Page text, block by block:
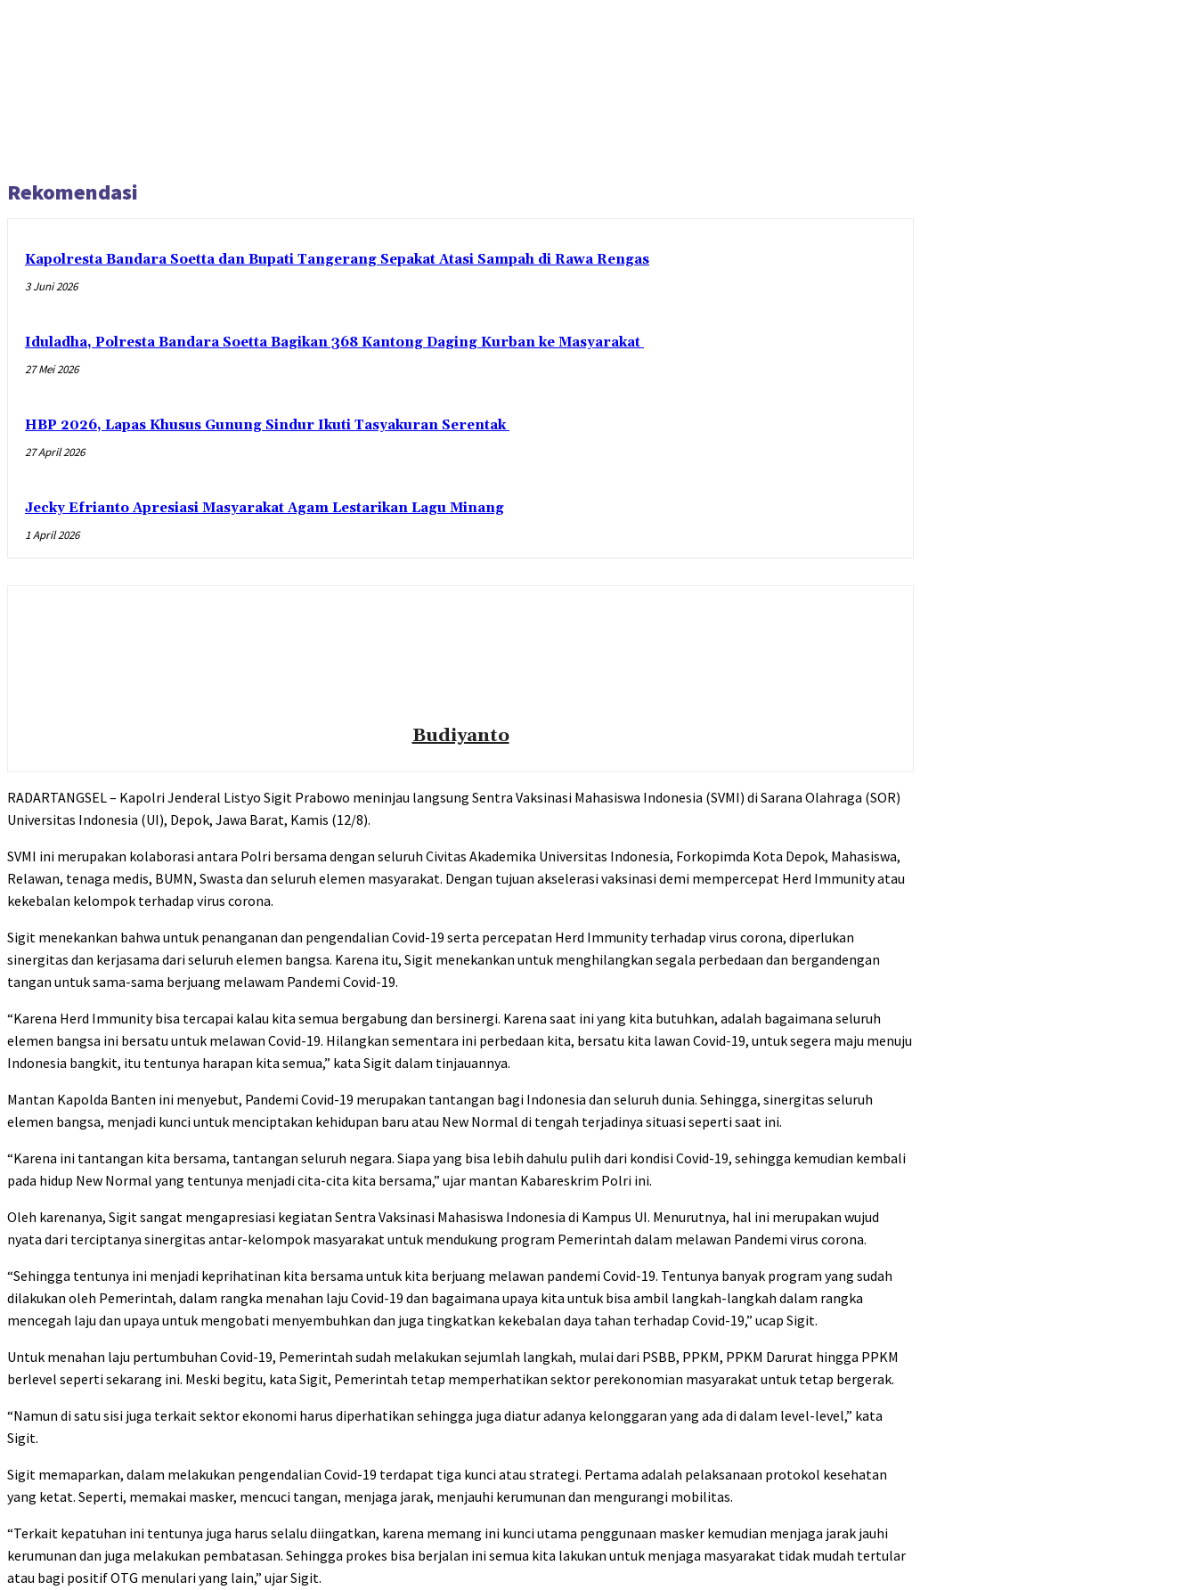
Rekomendasi
Kapolresta Bandara Soetta dan Bupati Tangerang Sepakat Atasi Sampah di Rawa Rengas
3 Juni 2026
Iduladha, Polresta Bandara Soetta Bagikan 368 Kantong Daging Kurban ke Masyarakat
27 Mei 2026
HBP 2026, Lapas Khusus Gunung Sindur Ikuti Tasyakuran Serentak
27 April 2026
Jecky Efrianto Apresiasi Masyarakat Agam Lestarikan Lagu Minang
1 April 2026
Budiyanto
RADARTANGSEL – Kapolri Jenderal Listyo Sigit Prabowo meninjau langsung Sentra Vaksinasi Mahasiswa Indonesia (SVMI) di Sarana Olahraga (SOR)
Universitas Indonesia (UI), Depok, Jawa Barat, Kamis (12/8).
SVMI ini merupakan kolaborasi antara Polri bersama dengan seluruh Civitas Akademika Universitas Indonesia, Forkopimda Kota Depok, Mahasiswa,
Relawan, tenaga medis, BUMN, Swasta dan seluruh elemen masyarakat. Dengan tujuan akselerasi vaksinasi demi mempercepat Herd Immunity atau
kekebalan kelompok terhadap virus corona.
Sigit menekankan bahwa untuk penanganan dan pengendalian Covid-19 serta percepatan Herd Immunity terhadap virus corona, diperlukan
sinergitas dan kerjasama dari seluruh elemen bangsa. Karena itu, Sigit menekankan untuk menghilangkan segala perbedaan dan bergandengan
tangan untuk sama-sama berjuang melawam Pandemi Covid-19.
“Karena Herd Immunity bisa tercapai kalau kita semua bergabung dan bersinergi. Karena saat ini yang kita butuhkan, adalah bagaimana seluruh
elemen bangsa ini bersatu untuk melawan Covid-19. Hilangkan sementara ini perbedaan kita, bersatu kita lawan Covid-19, untuk segera maju menuju
Indonesia bangkit, itu tentunya harapan kita semua,” kata Sigit dalam tinjauannya.
Mantan Kapolda Banten ini menyebut, Pandemi Covid-19 merupakan tantangan bagi Indonesia dan seluruh dunia. Sehingga, sinergitas seluruh
elemen bangsa, menjadi kunci untuk menciptakan kehidupan baru atau New Normal di tengah terjadinya situasi seperti saat ini.
“Karena ini tantangan kita bersama, tantangan seluruh negara. Siapa yang bisa lebih dahulu pulih dari kondisi Covid-19, sehingga kemudian kembali
pada hidup New Normal yang tentunya menjadi cita-cita kita bersama,” ujar mantan Kabareskrim Polri ini.
Oleh karenanya, Sigit sangat mengapresiasi kegiatan Sentra Vaksinasi Mahasiswa Indonesia di Kampus UI. Menurutnya, hal ini merupakan wujud
nyata dari terciptanya sinergitas antar-kelompok masyarakat untuk mendukung program Pemerintah dalam melawan Pandemi virus corona.
“Sehingga tentunya ini menjadi keprihatinan kita bersama untuk kita berjuang melawan pandemi Covid-19. Tentunya banyak program yang sudah
dilakukan oleh Pemerintah, dalam rangka menahan laju Covid-19 dan bagaimana upaya kita untuk bisa ambil langkah-langkah dalam rangka
mencegah laju dan upaya untuk mengobati menyembuhkan dan juga tingkatkan kekebalan daya tahan terhadap Covid-19,” ucap Sigit.
Untuk menahan laju pertumbuhan Covid-19, Pemerintah sudah melakukan sejumlah langkah, mulai dari PSBB, PPKM, PPKM Darurat hingga PPKM
berlevel seperti sekarang ini. Meski begitu, kata Sigit, Pemerintah tetap memperhatikan sektor perekonomian masyarakat untuk tetap bergerak.
“Namun di satu sisi juga terkait sektor ekonomi harus diperhatikan sehingga juga diatur adanya kelonggaran yang ada di dalam level-level,” kata
Sigit.
Sigit memaparkan, dalam melakukan pengendalian Covid-19 terdapat tiga kunci atau strategi. Pertama adalah pelaksanaan protokol kesehatan
yang ketat. Seperti, memakai masker, mencuci tangan, menjaga jarak, menjauhi kerumunan dan mengurangi mobilitas.
“Terkait kepatuhan ini tentunya juga harus selalu diingatkan, karena memang ini kunci utama penggunaan masker kemudian menjaga jarak jauhi
kerumunan dan juga melakukan pembatasan. Sehingga prokes bisa berjalan ini semua kita lakukan untuk menjaga masyarakat tidak mudah tertular
atau bagi positif OTG menulari yang lain,” ujar Sigit.